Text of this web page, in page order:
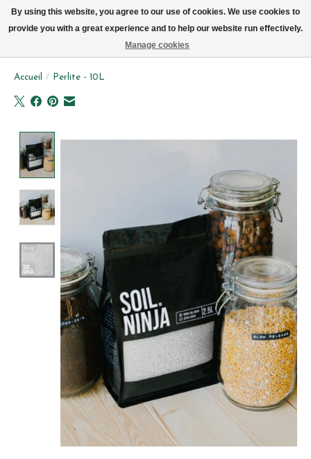
Accueil / Perlite - 10L
Product image slideshow Items
By using this website, you agree to our use of cookies. We use cookies to
provide you with a great experience and to help our website run effectively.
Manage cookies